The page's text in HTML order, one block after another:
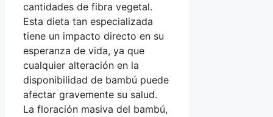
cantidades de fibra vegetal.
Esta dieta tan especializada
tiene un impacto directo en su
esperanza de vida, ya que
cualquier alteración en la
disponibilidad de bambú puede
afectar gravemente su salud.
La floración masiva del bambú,